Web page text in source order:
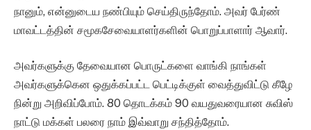
நானும், என்னுடைய நண்பியும் செய்திருந்தோம். அவர் பேர்ண்
மாவட்டத்தின் சமூகசேவையாளர்களின் பொறுப்பாளார் ஆவார்.
அவர்களுக்கு தேவையான பொருட்களை வாங்கி நாங்கள்
அவர்களுக்கென ஒதுக்கப்பட்ட பெட்டிக்குள் வைத்துவிட்டு கீழே
நின்று அறிவிப்போம். 80 தொடக்கம் 90 வயதுவரையான சுவிஸ்
நாட்டு மக்கள் பலரை நாம் இவ்வாறு சந்தித்தோம்.